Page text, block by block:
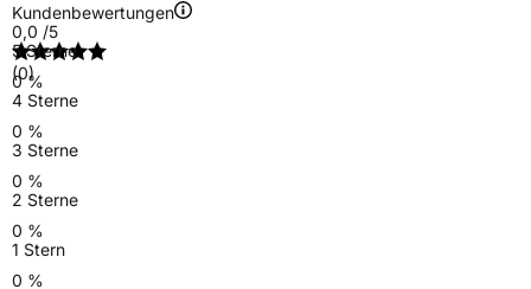
Kundenbewertungen
0,0 /5
(0)
5 Sterne
0 %
4 Sterne
0 %
3 Sterne
0 %
2 Sterne
0 %
1 Stern
0 %